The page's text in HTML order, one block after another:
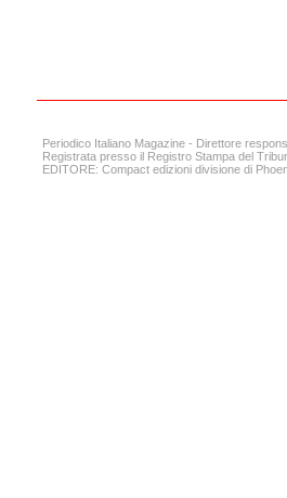
Periodico Italiano Magazine - Direttore
Registrata presso il Registro Stampa del
EDITORE: Compact edizioni divisione di